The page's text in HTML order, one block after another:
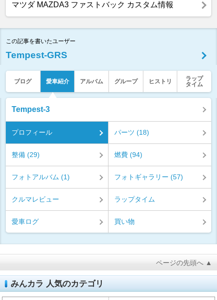
マツダ MAZDA3 ファストバック カスタム情報
この記事を書いたユーザー
Tempest-GRS
ブログ 愛車紹介 アルバム グループ ヒストリ
ラップ
タイム
Tempest-3
プロフィール パーツ (18)
整備 (29) 燃費 (94)
フォトアルバム (1) フォトギャラリー (57)
クルマレビュー ラップタイム
愛車ログ 買い物
ページの先頭へ ▲
みんカラ 人気のカテゴリ